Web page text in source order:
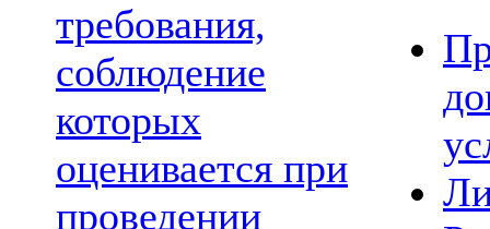
требования,
соблюдение
которых
оценивается при
проведении